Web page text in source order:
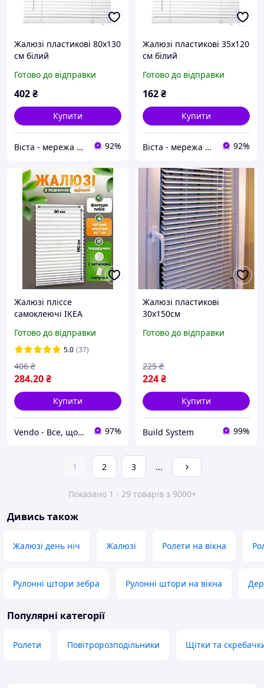
Жалюзі пластикові 80х130
см білий
Готово до відправки
402₴
Купити
Віста - мережа будівельно-господарчих маркетів 92%
Жалюзі пластикові 35х120
см білий
Готово до відправки
162₴
Купити
Віста - мережа будівельно-господарчих маркетів 92%
Жалюзі пліссе
самоклеючі IKEA
Штори на пластикові
вікна без свердління на
липучці
Готово до відправки
5.0 (37)
284.20₴
406 ₴
Купити
Vendo - Все, що потрібно — в одному місці 97%
Жалюзі пластикові
30х150см
Готово до відправки
224₴
225 ₴
Купити
Build System 99%
1 2 3 ...
Показано 1 - 29 товарів з 9000+
Дивись також
Жалюзі день ніч Жалюзі Ролети на вікна
Рулонні штори зебра Рулонні штори на вікна
Популярні категорії
Ролети Повітророзподільники Щітки та